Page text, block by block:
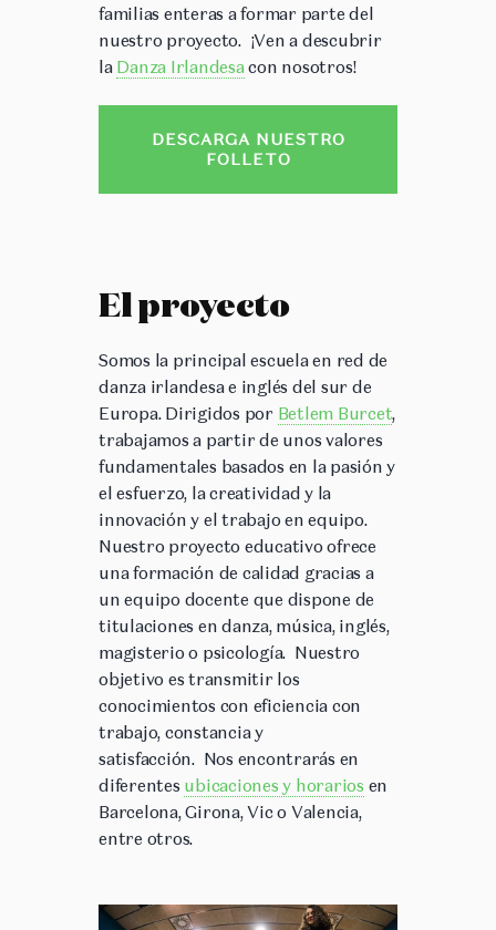
familias enteras a formar parte del
nuestro proyecto.¡Ven a descubrir
la Danza Irlandesa con nosotros!
DESCARGA NUESTRO
FOLLETO
El proyecto
Somos la principal escuela en red de
danza irlandesa e inglés del sur de
Europa. Dirigidos por Betlem Burcet,
trabajamos a partir de unos valores
fundamentales basados en la pasión y
el esfuerzo, la creatividad y la
innovación y el trabajo en equipo.
Nuestro proyecto educativo ofrece
una formación de calidad gracias a
un equipo docente que dispone de
titulaciones en danza, música, inglés,
magisterio o psicología. Nuestro
objetivo es transmitir los
conocimientos con eficiencia con
trabajo, constancia y
satisfacción. Nos encontrarás en
diferentes ubicaciones y horarios en
Barcelona, Girona, Vic o Valencia,
entre otros.